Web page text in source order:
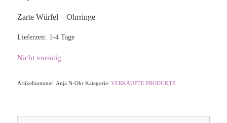
Zarte Würfel – Ohrringe
Lieferzeit: 1-4 Tage
Nicht vorrätig
Artikelnummer: Anja N-Ohr Kategorie: VERKAUFTE PRODUKTE